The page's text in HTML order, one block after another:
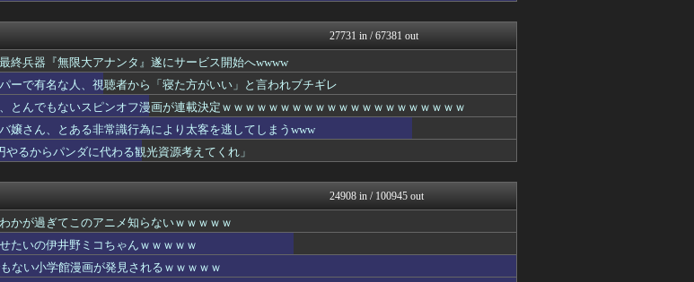
」⇒ 日本の男子生徒への性的いじめ動画が...
ポッカキット
北朝鮮の記録映画かと思った。金正恩でも...
なんJ PRIDE
剥奪の危機！海外メディアが『時効の壁を越...
いの現実を見せつけるｗｗｗ
じわ速 芸能ニュースまとめ
相互防衛協定締結
かせまと！
臣」←結局誰だと思う？
哲学ニュースnwk
んちんが挿入されるアイドルはぁ！？」律子...
SS 森きのこ！
うしてるの？」と聞いたら、冷めてしまう返事...
鬼女の宅配便 - 修羅場・...
庄監督「ちょっと多かった。ちょっと考えて...
っぱいﾀﾌﾟﾝ
まとめCUP
20.7pt増）、若い世代で増加幅大
もえるあじあ(･∀･)
、『爆弾発言』キタァアアアアアーーー...
土日は複数回。相手の性欲を衰退させたい
浮気ちゃんねる
ｗｗｗｗ
合流と球団発表
27731 in / 67381 out
終兵器『無限大アナンタ』遂にサービス開始へwwww
ーで有名な人、視聴者から「寝た方がいい」と言われブチギレ
とんでもないスピンオフ漫画が連載決定ｗｗｗｗｗｗｗｗｗｗｗｗｗｗｗｗｗｗｗｗｗ
嬢さん、とある非常識行為により太客を逃してしまうwww
やるからパンダに代わる観光資源考えてくれ」
24908 in / 100945 out
かが過ぎてこのアニメ知らないｗｗｗｗｗ
たいの伊井野ミコちゃんｗｗｗｗｗ
ない小学館漫画が発見されるｗｗｗｗｗ